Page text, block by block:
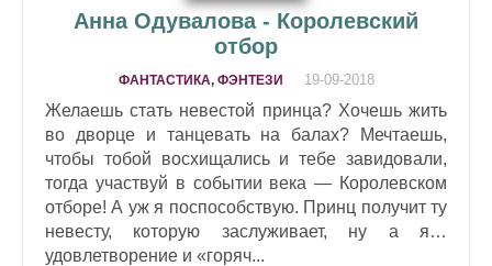
Анна Одувалова - Королевский
отбор
ФАНТАСТИКА, ФЭНТЕЗИ 19-09-2018
Желаешь стать невестой принца? Хочешь жить
во дворце и танцевать на балах? Мечтаешь,
чтобы тобой восхищались и тебе завидовали,
тогда участвуй в событии века — Королевском
отборе! А уж я поспособствую. Принц получит ту
невесту, которую заслуживает, ну а я…
удовлетворение и «горяч...